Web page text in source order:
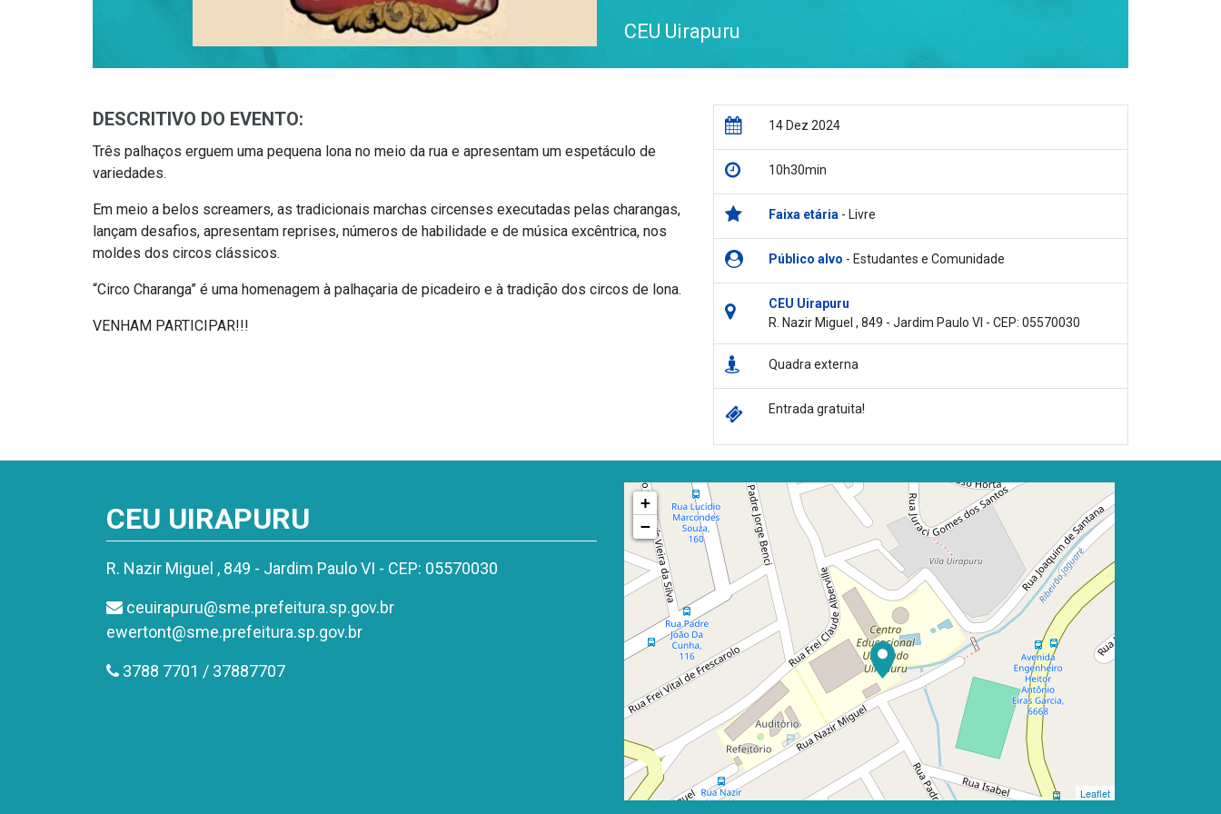
CEU Uirapuru
DESCRITIVO DO EVENTO:
Três palhaços erguem uma pequena lona no meio da rua e apresentam um espetáculo de
variedades.
Em meio a belos screamers, as tradicionais marchas circenses executadas pelas charangas,
lançam desafios, apresentam reprises, números de habilidade e de música excêntrica, nos
moldes dos circos clássicos.
“Circo Charanga” é uma homenagem à palhaçaria de picadeiro e à tradição dos circos de lona.
VENHAM PARTICIPAR!!!
14 Dez 2024
10h30min
Faixa etária- Livre
Público alvo - Estudantes e Comunidade
CEU Uirapuru
R. Nazir Miguel , 849 - Jardim Paulo VI - CEP: 05570030
Quadra externa
Entrada gratuita!
CEU UIRAPURU
R. Nazir Miguel , 849 - Jardim Paulo VI - CEP: 05570030
ceuirapuru@sme.prefeitura.sp.gov.br
ewertont@sme.prefeitura.sp.gov.br
3788 7701 / 37887707
+
−
Leaflet